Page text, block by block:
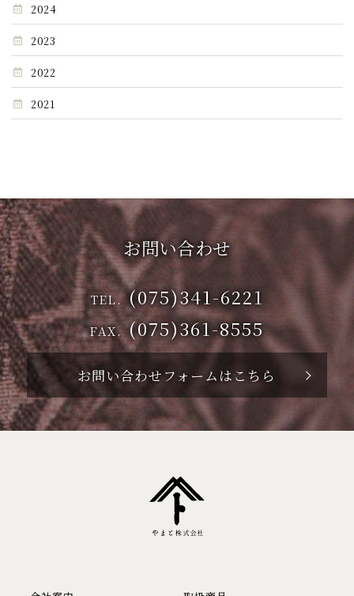
2024
2023
2022
2021
お問い合わせ
TEL. (075)341-6221
FAX.(075)361-8555
お問い合わせフォームはこちら